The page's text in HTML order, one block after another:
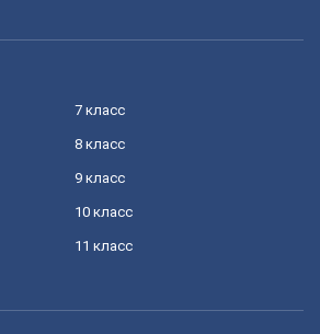
7 класс
8 класс
9 класс
10 класс
11 класс